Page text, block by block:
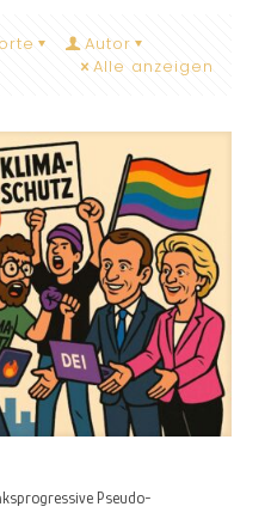
Autor
Alle anzeigen
Pseudo-